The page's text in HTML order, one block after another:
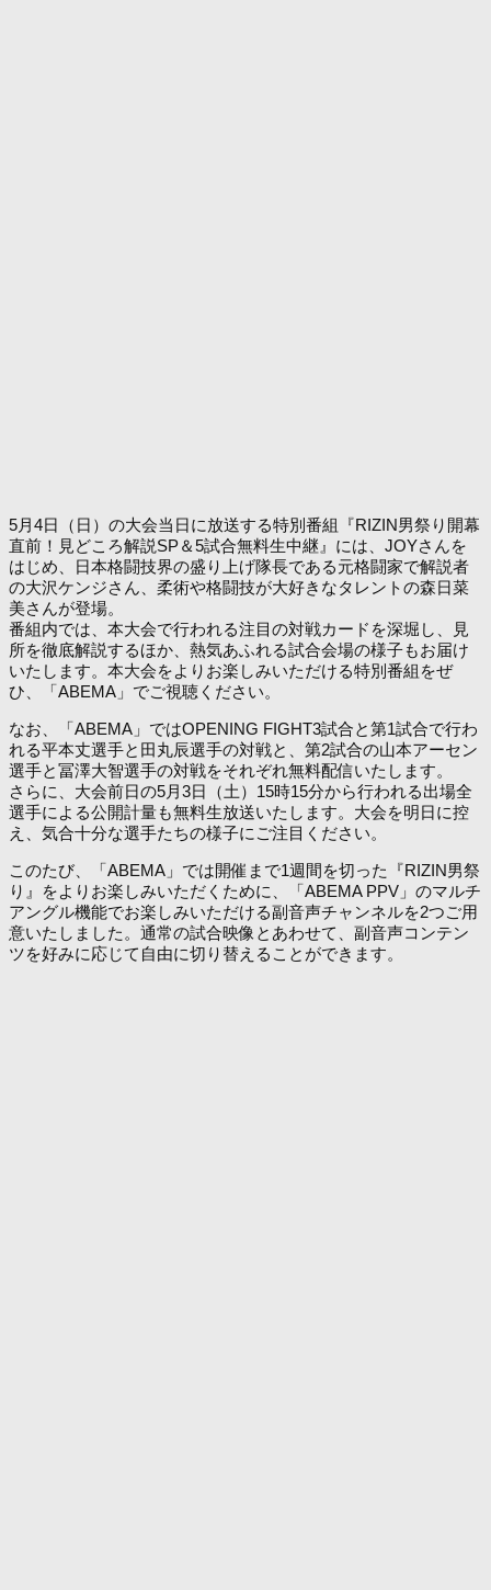
5月4日（日）の大会当日に放送する特別番組『RIZIN男祭り開幕
直前！見どころ解説SP＆5試合無料生中継』には、JOYさんを
はじめ、日本格闘技界の盛り上げ隊長である元格闘家で解説者
の大沢ケンジさん、柔術や格闘技が大好きなタレントの森日菜
美さんが登場。
番組内では、本大会で行われる注目の対戦カードを深堀し、見
所を徹底解説するほか、熱気あふれる試合会場の様子もお届け
いたします。本大会をよりお楽しみいただける特別番組をぜ
ひ、「ABEMA」でご視聴ください。
なお、「ABEMA」ではOPENING FIGHT3試合と第1試合で行わ
れる平本丈選手と田丸辰選手の対戦と、第2試合の山本アーセン
選手と冨澤大智選手の対戦をそれぞれ無料配信いたします。
さらに、大会前日の5月3日（土）15時15分から行われる出場全
選手による公開計量も無料生放送いたします。大会を明日に控
え、気合十分な選手たちの様子にご注目ください。
このたび、「ABEMA」では開催まで1週間を切った『RIZIN男祭
り』をよりお楽しみいただくために、「ABEMA PPV」のマルチ
アングル機能でお楽しみいただける副音声チャンネルを2つご用
意いたしました。通常の試合映像とあわせて、副音声コンテン
ツを好みに応じて自由に切り替えることができます。